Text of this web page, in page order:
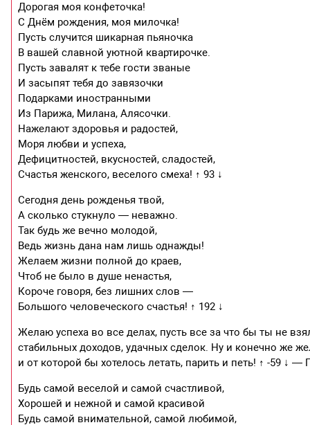
Дорогая моя конфеточка!
С Днём рождения, моя милочка!
Пусть случится шикарная пьяночка
В вашей славной уютной квартирочке.
Пусть завалят к тебе гости званые
И засыпят тебя до завязочки
Подарками иностранными
Из Парижа, Милана, Алясочки.
Нажелают здоровья и радостей,
Моря любви и успеха,
Дефицитностей, вкусностей, сладостей,
Счастья женского, веселого смеха! ↑ 93 ↓
Сегодня день рожденья твой,
А сколько стукнуло — неважно.
Так будь же вечно молодой,
Ведь жизнь дана нам лишь однажды!
Желаем жизни полной до краев,
Чтоб не было в душе ненастья,
Короче говоря, без лишних слов —
Большого человеческого счастья! ↑ 192 ↓
Желаю успеха во все делах, пусть все за что бы ты не
стабильных доходов, удачных сделок. Ну и конечно же
и от которой бы хотелось летать, парить и петь! ↑ -59
Будь самой веселой и самой счастливой,
Хорошей и нежной и самой красивой
Будь самой внимательной, самой любимой,